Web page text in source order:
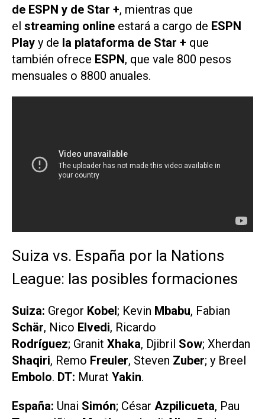
de ESPN y de Star +, mientras que
el streaming online estará a cargo de ESPN
Play y de la plataforma de Star + que
también ofrece ESPN, que vale 800 pesos
mensuales o 8800 anuales.
Suiza vs. España por la Nations
League: las posibles formaciones
Suiza: Gregor Kobel; Kevin Mbabu, Fabian
Schär, Nico Elvedi, Ricardo
Rodríguez; Granit Xhaka, Djibril Sow; Xherdan
Shaqiri, Remo Freuler, Steven Zuber; y Breel
Embolo. DT: Murat Yakin.
España: Unai Simón; César Azpilicueta, Pau